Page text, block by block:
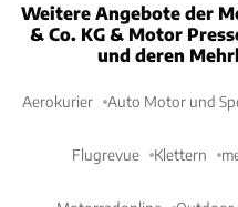
Weitere Angebote der
& Co. KG & Motor
und deren
Aerokurier Auto Motor und
Flugrevue Klettern